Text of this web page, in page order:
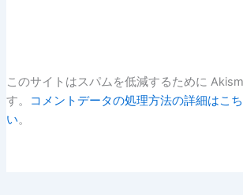
このサイトはスパムを低減するために
す。
コメントデータの処理方法の詳細はこ
い。